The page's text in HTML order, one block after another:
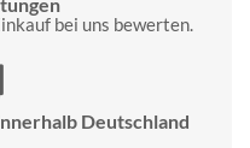
bei uns bewerten.
Deutschland